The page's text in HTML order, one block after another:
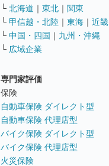
└ 北海道 ｜ 東北 ｜ 関東
└ 甲信越・北陸 ｜ 東海 ｜ 近畿
└ 中国・四国 ｜ 九州・沖縄
└ 広域企業
専門家評価
保険
自動車保険 ダイレクト型
自動車保険 代理店型
バイク保険 ダイレクト型
バイク保険 代理店型
火災保険